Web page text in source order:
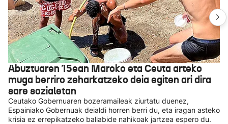
Abuztuaren 15ean Maroko eta Ceuta arteko
muga berriro zeharkatzeko deia egiten ari dira
sare sozialetan
Ceutako Gobernuaren bozeramaileak ziurtatu duenez,
Espainiako Gobernuak deialdi horren berri du, eta iragan asteko
krisia ez errepikatzeko baliabide nahikoak jartzea espero du.